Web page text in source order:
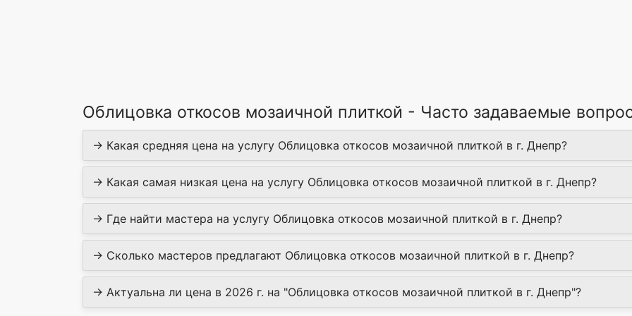
Облицовка откосов мозаичной плиткой - Часто задаваемые
→ Какая средняя цена на услугу Облицовка откосов мозаичной плиткой в г. Днепр?
→ Какая самая низкая цена на услугу Облицовка откосов мозаичной плиткой в г. Днепр?
→ Где найти мастера на услугу Облицовка откосов мозаичной плиткой в г. Днепр?
→ Сколько мастеров предлагают Облицовка откосов мозаичной плиткой в г. Днепр?
→ Актуальна ли цена в 2026 г. на "Облицовка откосов мозаичной плиткой в г. Днепр"?